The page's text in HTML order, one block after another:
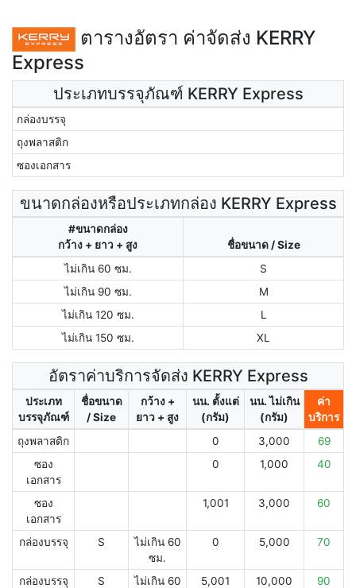
ตารางอัตรา ค่าจัดส่ง KERRY
Express
ประเภทบรรจุภัณฑ์ KERRY Express
กล่องบรรจุ
ถุงพลาสติก
ซองเอกสาร
ขนาดกล่องหรือประเภทกล่อง KERRY Express
#ขนาดกล่อง
กว้าง + ยาว + สูง
ชื่อขนาด / Size
ไม่เกิน 60 ซม.
S
ไม่เกิน 90 ซม.
M
ไม่เกิน 120 ซม.
L
ไม่เกิน 150 ซม.
XL
อัตราค่าบริการจัดส่ง KERRY Express
ประเภท
บรรจุภัณฑ์
ชื่อขนาด
/ Size
กว้าง +
ยาว + สูง
นน. ตั้งแต่
(กรัม)
นน. ไม่เกิน
(กรัม)
ค่า
บริการ
ถุงพลาสติก
0 3,000
69
ซอง
เอกสาร
0 1,000 40
ซอง
เอกสาร
1,001 3,000 60
กล่องบรรจุ S
ไม่เกิน 60
ซม.
0 5,000 70
กล่องบรรจุ S
ไม่เกิน 60
5,001 10,000 90